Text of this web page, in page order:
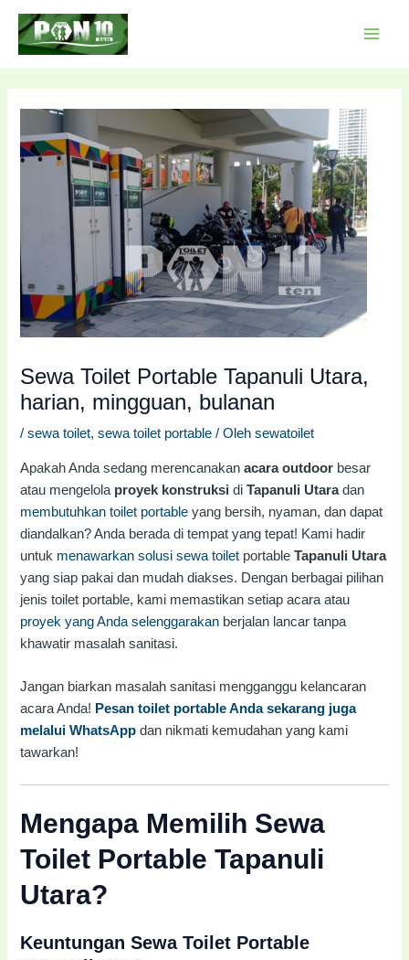
konten
Sewa Toilet Portable Tapanuli Utara,
harian, mingguan, bulanan
/sewa toilet,sewa toilet portable / Olehsewatoilet
Apakah Anda sedang merencanakanacara outdoor besar
atau mengelola proyek konstruksi diTapanuli Utaradan
membutuhkan toilet portable yang bersih, nyaman, dan dapat
diandalkan? Anda berada di tempat yang tepat! Kami hadir
untuk menawarkan solusi sewa toilet portableTapanuli Utara
yang siap pakai dan mudah diakses. Dengan berbagai pilihan
jenis toilet portable, kami memastikan setiap acara atau
proyek yang Anda selenggarakan berjalan lancar tanpa
khawatir masalah sanitasi.
Jangan biarkan masalah sanitasi mengganggu kelancaran
acara Anda! Pesan toilet portable Anda sekarang juga
melalui WhatsApp dan nikmati kemudahan yang kami
tawarkan!
Mengapa Memilih Sewa
Toilet Portable Tapanuli
Utara?
Keuntungan Sewa Toilet Portable
navigation